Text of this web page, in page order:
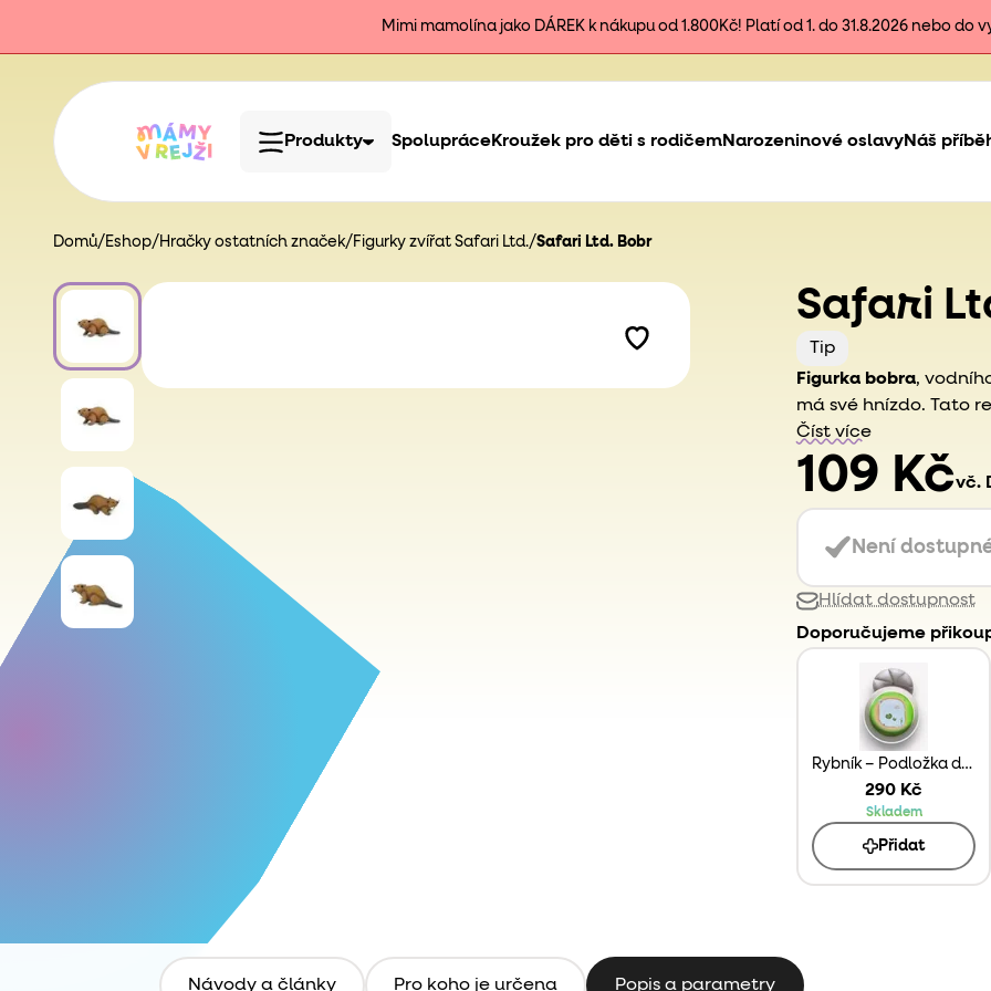
Mimi mamolína jako DÁREK k nákupu od 1.800Kč! Platí od 1. do 31.8.2026 nebo do
Produkty SpolupráceKroužek pro děti s rodičemNarozeninové oslavyNáš
Domů/ Eshop/ Hračky ostatních značek/ Figurky zvířat Safari Ltd./Safari Ltd. Bobr
Safari
Tip
Figurka bobra,
má své hnízdo. Tato
Číst více
109 Kčvč.
Není
Hlídat dostupnost
Doporučujeme
Rybník – Podložka do Play Tray
290 Kč
Skladem
Přidat
Návody a články Pro koho je určena Popis a parametry